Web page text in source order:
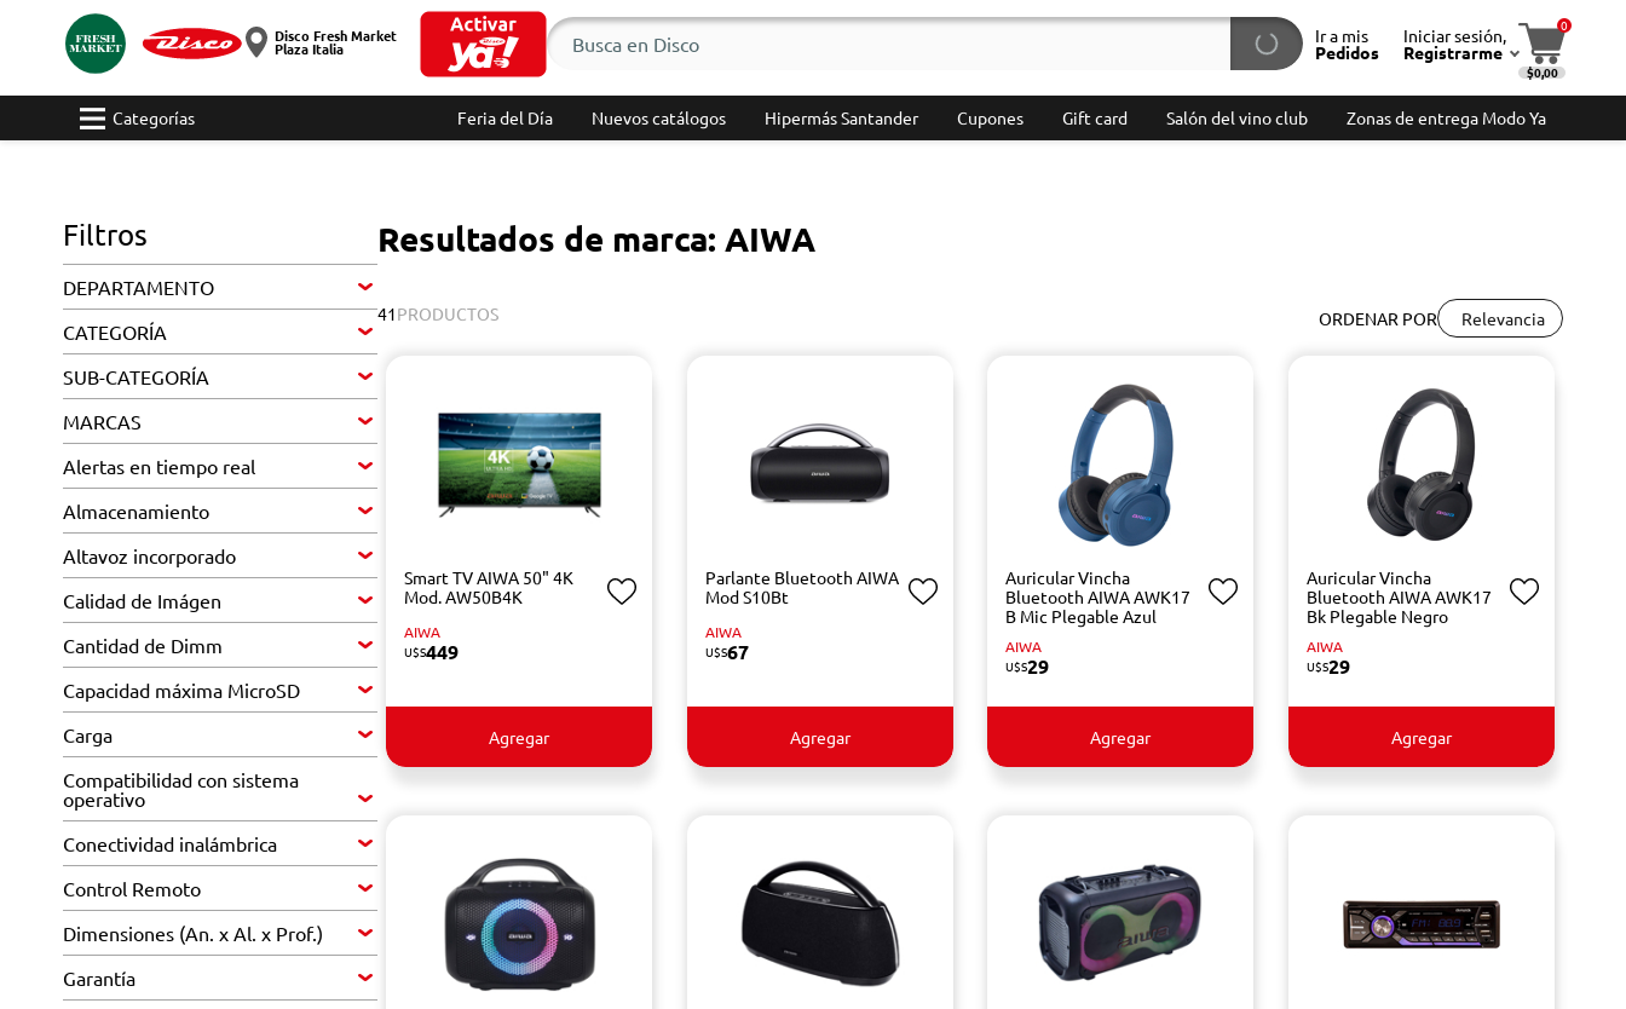
Disco Fresh Market
Plaza Italia
Ir a mis
Pedidos
Iniciar sesión,
Registrarme
0
$0,00
Categorías Feria del Día Nuevos catálogos Hipermás Santander Cupones Gift card Salón del vino club Zonas de entrega Modo Ya
Filtros
DEPARTAMENTO
CATEGORÍA
SUB-CATEGORÍA
MARCAS
Alertas en tiempo real
Almacenamiento
Altavoz incorporado
Calidad de Imágen
Cantidad de Dimm
Capacidad máxima MicroSD
Carga
Compatibilidad con sistema
operativo
Conectividad inalámbrica
Control Remoto
Dimensiones (An. x Al. x Prof.)
Garantía
Resultados de marca: AIWA
ORDENAR POR Relevancia
41PRODUCTOS
Smart TV AIWA 50" 4K
Mod. AW50B4K
AIWA
U$S449
Agregar
Parlante Bluetooth AIWA
Mod S10Bt
AIWA
U$S67
Agregar
Auricular Vincha
Bluetooth AIWA AWK17
B Mic Plegable Azul
AIWA
U$S29
Agregar
Auricular Vincha
Bluetooth AIWA AWK17
Bk Plegable Negro
AIWA
U$S29
Agregar